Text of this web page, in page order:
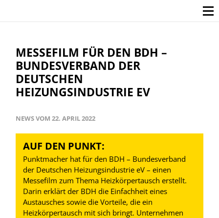
MESSEFILM FÜR DEN BDH –
BUNDESVERBAND DER
DEUTSCHEN
HEIZUNGSINDUSTRIE EV
NEWS VOM 22. APRIL 2022
AUF DEN PUNKT:
Punktmacher hat für den BDH – Bundesverband
der Deutschen Heizungsindustrie eV – einen
Messefilm zum Thema Heizkörpertausch erstellt.
Darin erklärt der BDH die Einfachheit eines
Austausches sowie die Vorteile, die ein
Heizkörpertausch mit sich bringt. Unternehmen